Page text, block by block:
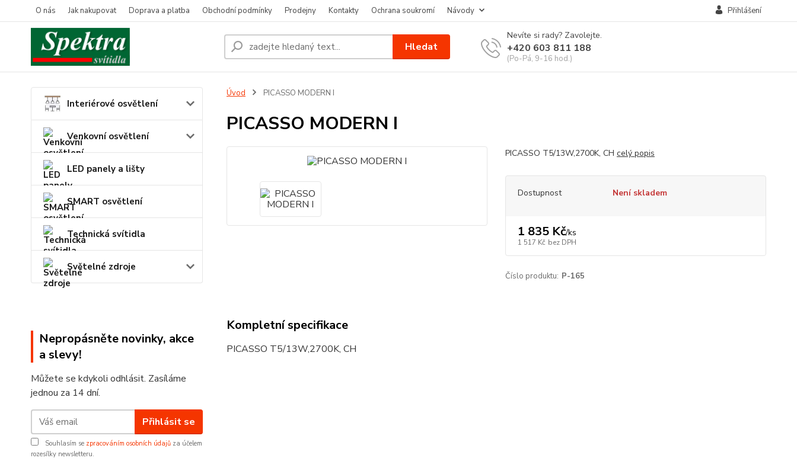
O nás Jak nakupovat Doprava a platba Obchodní podmínky Prodejny Kontakty Ochrana soukromí Návody Přihlášení
Hledat
Nevíte si rady? Zavolejte.
+420 603 811 188
(Po-Pá, 9-16 hod.)
Interiérové osvětlení
Venkovní osvětlení
LED panely a lišty
SMART osvětlení
Technická svítidla
Světelné zdroje
Nepropásněte novinky, akce
a slevy!
Můžete se kdykoli odhlásit. Zasíláme
jednou za 14 dní.
Přihlásit se
Souhlasím se zpracováním osobních údajů za účelem
rozesílky newsletteru.
Úvod PICASSO MODERN I
PICASSO MODERN I
PICASSO T5/13W,2700K, CH celý popis
Dostupnost Není skladem
1 835 Kč/ks
1 517 Kč bez DPH
Číslo produktu: P-165
Kompletní specifikace
PICASSO T5/13W,2700K, CH